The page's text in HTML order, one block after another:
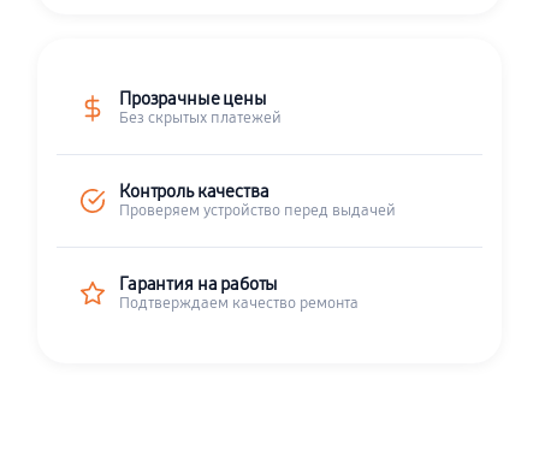
Прозрачные цены
Без скрытых платежей
Контроль качества
Проверяем устройство перед выдачей
Гарантия на работы
Подтверждаем качество ремонта